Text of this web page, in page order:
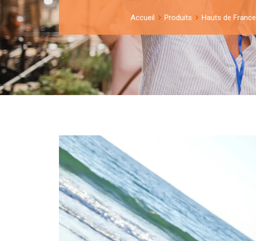
Accueil Produits Hauts de France